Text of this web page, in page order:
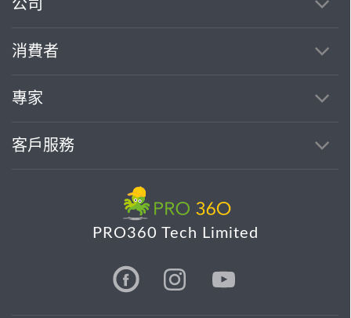
公司
消費者
專家
客戶服務
PRO360 Tech Limited